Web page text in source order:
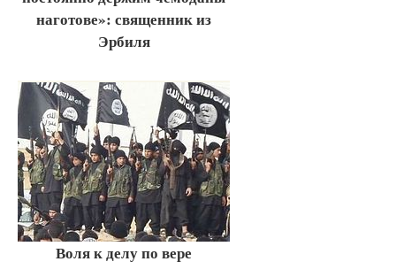
наготове»: священник из
Эрбиля
Воля к делу по вере